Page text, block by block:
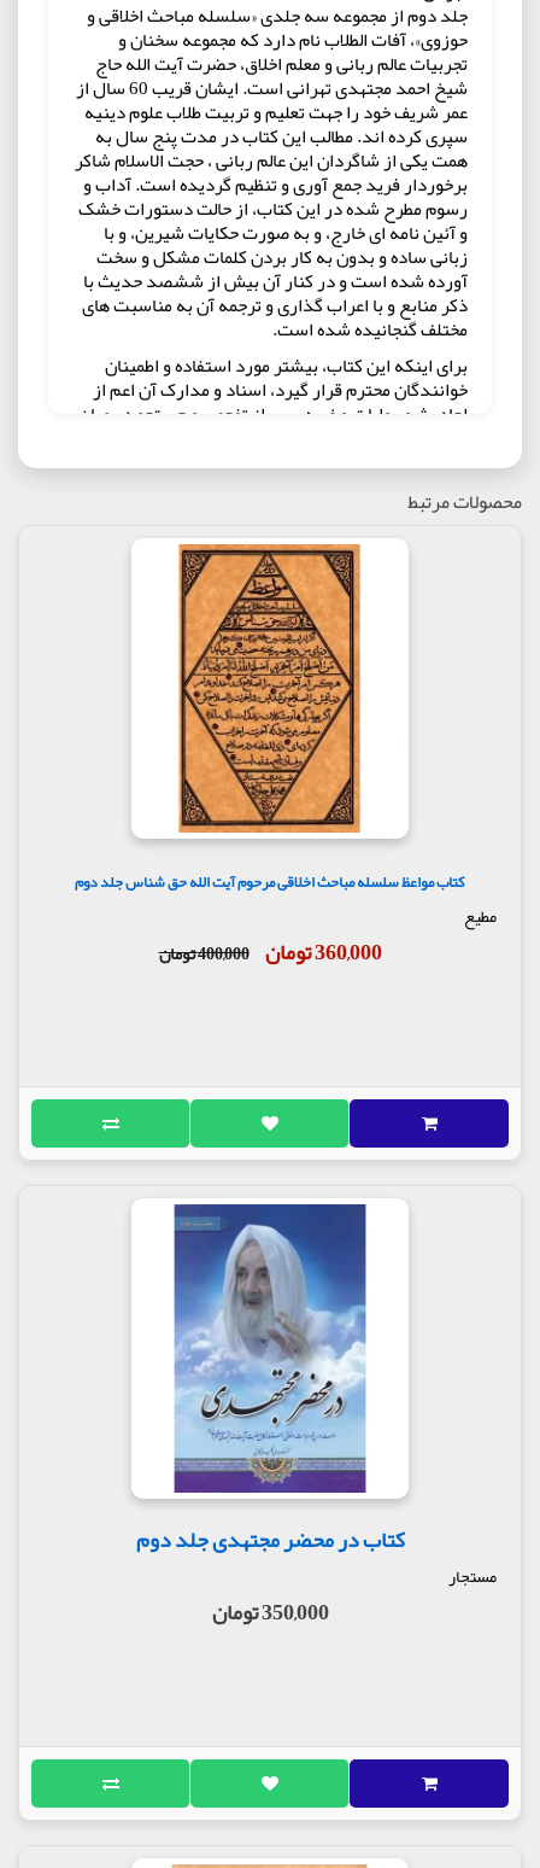
جلد دوم از مجموعه سه جلدی «سلسله مباحث اخلاقی و
حوزوی»، آفات الطلاب نام دارد که مجموعه سخنان و
تجربیات عالم ربانی و معلم اخلاق، حضرت آیت الله حاج
شیخ احمد مجتهدی تهرانی است. ایشان قریب 60 سال از
عمر شریف خود را جهت تعلیم و تربیت طلاب علوم دینیه
سپری کرده اند. مطالب این کتاب در مدت پنج سال به
همت یکی از شاگردان این عالم ربانی ، حجت الاسلام شاکر
برخوردار فرید جمع آوری و تنظیم گردیده است. آداب و
رسوم مطرح شده در این کتاب، از حالت دستورات خشک
و آئین نامه ای خارج، و به صورت حکایات شیرین، و با
زبانی ساده و بدون به کار بردن کلمات مشکل و سخت
آورده شده است و در کنار آن بیش از ششصد حدیث با
ذکر منابع و با اعراب گذاری و ترجمه آن به مناسبت های
مختلف گنجانیده شده است.
برای اینکه این کتاب، بیشتر مورد استفاده و اطمینان
خوانندگان محترم قرار گیرد، اسناد و مدارک آن اعم از
احادیث و روایات و غیره، پس از تفحص و جستجو در میان
چه به بیان آداب و آفات طلبگی پرداخته شده است اما به
تواند مورد استفاده علاقمندان نیز قرار گیرد.
گزیده کتاب :
طلاب علوم دینیه احتیاج به استاد اخلاق دارند. در غیر
این صورت همان طور که آیت ا... می شویم، نفس اماره ما
هم آیت ا... می شود، بلکه او آیت ا... العظمی می شود،
پس باید یک استاد اخلاق باشد تا طلبه بداند که چگونه
نفس را کنترل و سرکوب نماید.
ساله مولف از درس اخلاق و عرفیات طلبگی ایشان است
ضمن بهره مندی از نوآوری و ابداع و تحقیقی بودن بحث
های عنوان شده , به ارائه مطالب با زبان ساده و چکیده ای
از تجربیات و مطالعات مستمر چندین ساله بر رفتار و
کردار آن بزرگواران پرداخته و در دسترس طلاب محترم و
ضمنا در ابتدای کتاب تغریظ عالم ربانی و معلم اخلاق
حضرت آیت الله مجتهدی آورده شده است. ایشان می
فرمایند: «پس از آداب الطلاب, طلاب عزیز و گرامی حوزه ها
و مدارس علمیه نیازمندند که بدانند چه چیزهایی مانع
این کتاب جلد دوم از کتاب هایی با عنوان سلسله مباحث
اخلاقی و حوزوی است
برخی از عناوین عبارتند از:
زود ازدواج کردن
خوب درس نخواندن
مربی اخلاق نداشتن
ناراحت کردن پدر و مادر
گناه سلب توفیق می کند
نداشتن هم مباحث قوی
در بخشی دیگر از این کتاب می خوانیم :
از جمله مواردی که به طلبه ضررو زیان می رساند و آفت
این حرفه است , نداشتن معلم اخلاق است , زیرا با وجود
دو دشمن قوی بشری, که یکی نفس اماره و دیگری شیطان
, طبیعی است وقتی انسان شاهد ترقی علم و دانش خود
باشد و هر روز جهل و نادانی او کمتر شود , خصوصا اگر
خود را نشناخته باشد و با این دو دشمن دیرینه مبارزه
نکرده باشد, بیشتر از دیگران در خطر انحرف قرار خواهد
گرفت .
پس علم و دانش, همان وسیله نقلیه است و سرعت و
قدرت آن , کبر و غرور ناشی از علم است و نبود مهارت و
شد. همچنانکه امیر مومنان علی علیه السلام فرمودند:«
لغزش عالم , مانند شکسته شدن کشتی است که هم
سرنشینان خود را غرق می کند و هم خودش غرق می
شود.»
محصولات مرتبط
کتاب مواعظ سلسله مباحث اخلاقی مرحوم آیت الله حق شناس جلد دوم
مطیع
360,000 تومان 400,000 تومان
کتاب در محضر مجتهدی جلد دوم
مستجار
350,000 تومان